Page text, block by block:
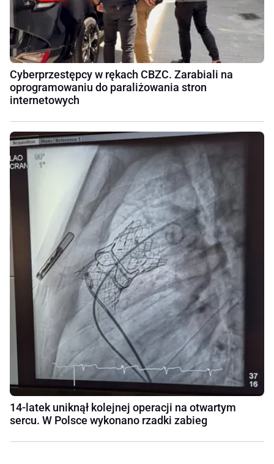
Cyberprzestępcy w rękach CBZC. Zarabiali na
oprogramowaniu do paraliżowania stron
internetowych
14-latek uniknął kolejnej operacji na otwartym
sercu. W Polsce wykonano rzadki zabieg